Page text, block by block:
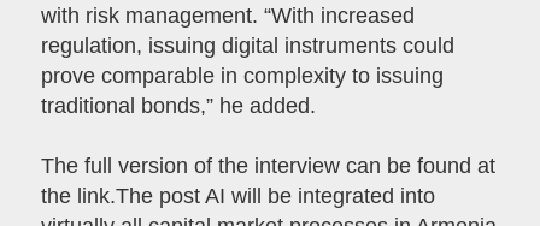
with risk management. “With increased
regulation, issuing digital instruments could
prove comparable in complexity to issuing
traditional bonds,” he added.
The full version of the interview can be found at
the link.The post AI will be integrated into